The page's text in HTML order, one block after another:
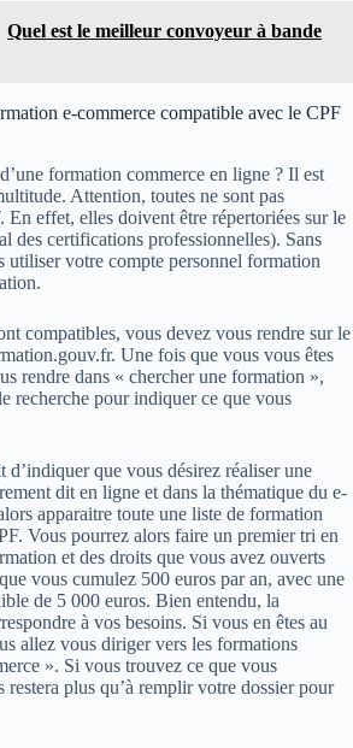
Quel est le meilleur convoyeur à bande
e-commerce compatible avec le CPF
formation commerce en ligne ? Il est
Attention, toutes ne sont pas
En effet, elles doivent être répertoriées sur le
des certifications professionnelles). Sans
utiliser votre compte personnel formation
compatibles, vous devez vous rendre sur le
Une fois que vous vous êtes
rendre dans « chercher une formation »,
recherche pour indiquer ce que vous
d’indiquer que vous désirez réaliser une
dit en ligne et dans la thématique du e-
apparaitre toute une liste de formation
Vous pourrez alors faire un premier tri en
et des droits que vous avez ouverts
vous cumulez 500 euros par an, avec une
de 5 000 euros. Bien entendu, la
à vos besoins. Si vous en êtes au
allez vous diriger vers les formations
». Si vous trouvez ce que vous
restera plus qu’à remplir votre dossier pour